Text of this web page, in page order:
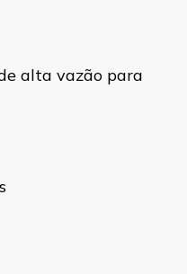
alta vazão para